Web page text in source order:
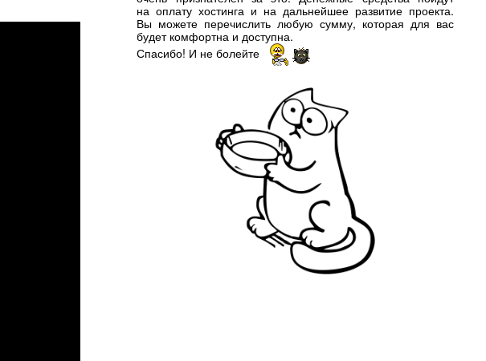
на оплату хостинга и на дальнейшее развитие проекта.
Вы можете перечислить любую сумму, которая для вас
будет комфортна и доступна.
Спасибо! И не болейте